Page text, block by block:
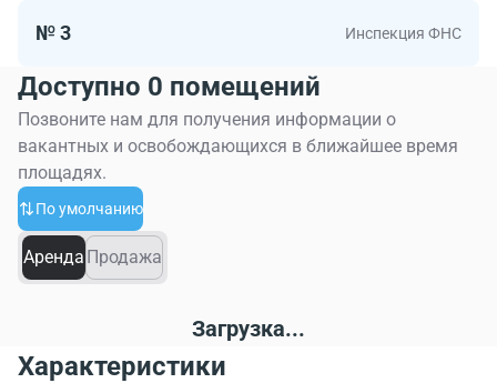
этажей в «Федерации».
№ 3 Инспекция ФНС
Доступно 0 помещений
Позвоните нам для получения информации о
вакантных и освобождающихся в ближайшее время
площадях.
По умолчанию
Аренда Продажа
Загрузка...
Характеристики